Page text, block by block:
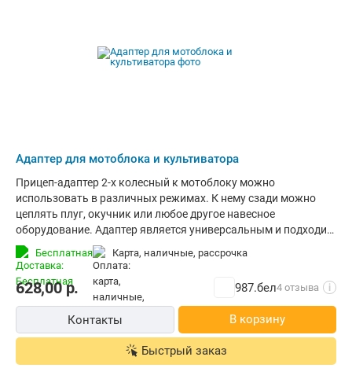
Адаптер для мотоблока и культиватора
Прицеп-адаптер 2-х колесный к мотоблоку можно
использовать в различных режимах. К нему сзади можно
цеплять плуг, окучник или любое другое навесное
оборудование. Адаптер является универсальным и подходит
для любого вида мотоблоков. Имеется удобный рычаг для
подъема навесного оборудования во время разворота. К
мотоблоку цепляется с помощью универсальной сцепки!
Особенности данной модели: Заднее крепление навесного
оборудования; Порошковая покраска; Ширина колеи колес,
мм: 600 - 750; Регулируемая ширина колеи; Тип крепления к
мотоблоку: универсальная сцепка; Цвет адаптера: серый.
Бесплатная карта, наличные, рассрочка
628,00р. 987.бел4 отзыва i
Контакты В корзину
Быстрый заказ